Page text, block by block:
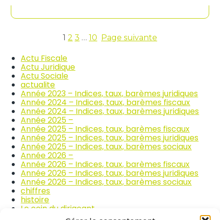
m
e
l
a
r
p
a
r
t
i
o
u
i
e
r
i
x
d
e
s
p
r
o
d
u
i
s
1 2 3 … 10 Page suivante
Actu Fiscale
Actu Juridique
Actu Sociale
actualite
Année 2023 – Indices, taux, barèmes juridiques
Année 2024 – Indices, taux, barèmes fiscaux
Année 2024 – Indices, taux, barèmes juridiques
Année 2025 –
Année 2025 – Indices, taux, barèmes fiscaux
Année 2025 – Indices, taux, barèmes juridiques
Année 2025 – Indices, taux, barèmes sociaux
Année 2026 –
Année 2026 – Indices, taux, barèmes fiscaux
Année 2026 – Indices, taux, barèmes juridiques
Année 2026 – Indices, taux, barèmes sociaux
chiffres
histoire
Le coin du dirigeant